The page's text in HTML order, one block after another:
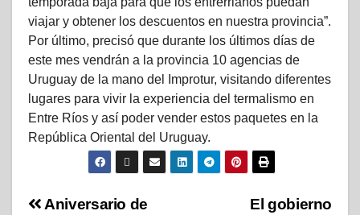
viajar y obtener los descuentos en nuestra provincia”.
Por último, precisó que durante los últimos días de
este mes vendrán a la provincia 10 agencias de
Uruguay de la mano del Improtur, visitando diferentes
lugares para vivir la experiencia del termalismo en
Entre Ríos y así poder vender estos paquetes en la
República Oriental del Uruguay.
El gobierno
Aniversario de